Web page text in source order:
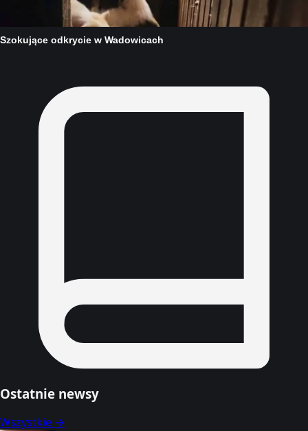
Ostatnie newsy
Wszystkie →